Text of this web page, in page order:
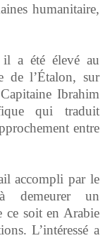
humanitaire,
il a été élevé au
de l’Étalon, sur
Ibrahim
qui traduit
entre
accompli par le
demeurer un
ce soit en Arabie
L’intéressé a